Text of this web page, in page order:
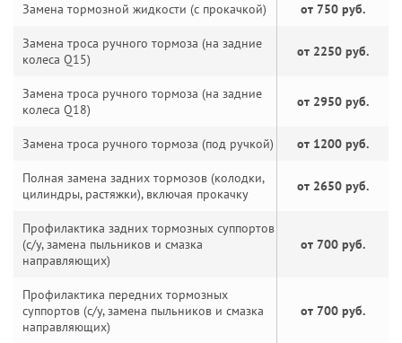
Замена тормозной жидкости (с прокачкой) от 750 руб.
Замена троса ручного тормоза (на задние
колеса Q15)
от 2250 руб.
Замена троса ручного тормоза (на задние
колеса Q18)
от 2950 руб.
Замена троса ручного тормоза (под ручкой) от 1200 руб.
Полная замена задних тормозов (колодки,
цилиндры, растяжки), включая прокачку
от 2650 руб.
Профилактика задних тормозных суппортов
(с/у, замена пыльников и смазка
направляющих)
от 700 руб.
Профилактика передних тормозных
суппортов (с/у, замена пыльников и смазка
направляющих)
от 700 руб.